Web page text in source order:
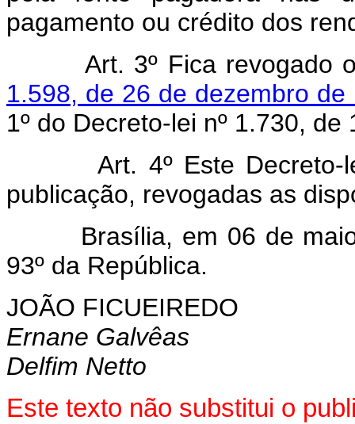
pagamento ou crédito dos
Art. 3º Fica revogado
1.598, de 26 de dezembro de
1º do Decreto-lei nº 1.730,
Art. 4º Este
publicação, revogadas as
Brasília, em 06 de maio
93º da República.
JOÃO FICUEIREDO
Ernane Galvêas
Delfim Netto
Este texto não substitui o